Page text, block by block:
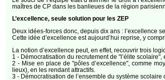
maîtres de CP dans les banlieues de la région
L’excellence, seule solution pour les ZEP
Deux idées-forces donc, depuis dix ans : l’excellence
Cette idée d’excellence est aujourd’hui reprise, y
La notion d’excellence peut, en effet, recouvrir trois
1 - Démocratisation du recrutement de "l’élite
2 - Mise en place de "pôles d’excellence", comme
lieux), en les rendant attractifs.
3 - Démocratisation de l’ensemble du système